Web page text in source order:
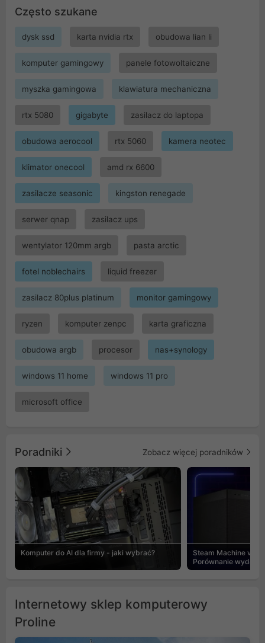
Często szukane
dysk ssd karta nvidia rtx obudowa lian li
komputer gamingowy panele fotowoltaiczne
myszka gamingowa klawiatura mechaniczna
rtx 5080 gigabyte zasilacz do laptopa
obudowa aerocool rtx 5060 kamera neotec
klimator onecool amd rx 6600
zasilacze seasonic kingston renegade
serwer qnap zasilacz ups
wentylator 120mm argb pasta arctic
fotel noblechairs liquid freezer
zasilacz 80plus platinum monitor gamingowy
ryzen komputer zenpc karta graficzna
obudowa argb procesor nas+synology
windows 11 home windows 11 pro
microsoft office
Poradniki Zobacz więcej poradników
Komputer do AI dla firmy - jaki wybrać?
Steam Machine vs
Porównanie
Internetowy sklep komputerowy
Proline